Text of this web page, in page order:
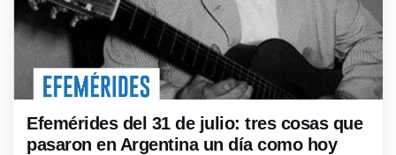
Efemérides del 31 de julio: tres cosas que
pasaron en Argentina un día como hoy